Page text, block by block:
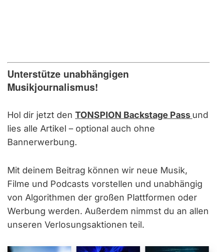
Unterstütze unabhängigen
Musikjournalismus!
Hol dir jetzt den TONSPION Backstage Pass und
lies alle Artikel – optional auch ohne
Bannerwerbung.
Mit deinem Beitrag können wir neue Musik,
Filme und Podcasts vorstellen und unabhängig
von Algorithmen der großen Plattformen oder
Werbung werden. Außerdem nimmst du an allen
unseren Verlosungsaktionen teil.